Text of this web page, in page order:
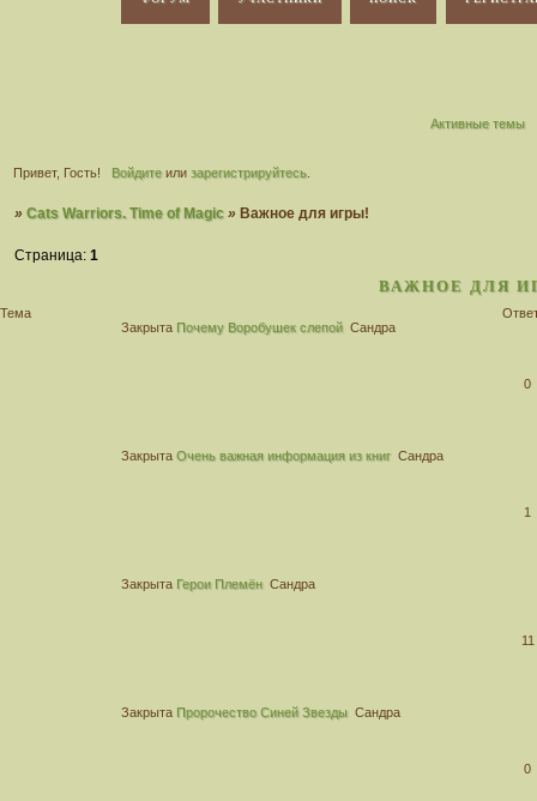
Активные темы
Привет, Гость! Войдитеили зарегистрируйтесь.
»Cats Warriors. Time of Magic »Важное для игры!
ВАЖНОЕ ДЛЯ
Страница:1
Тема
Закрыта Почему Воробушек слепой Сандра
0
Закрыта Очень важная информация из книг Сандра
1
Закрыта Герои Племён Сандра
11
Закрыта Пророчество Синей Звезды Сандра
0